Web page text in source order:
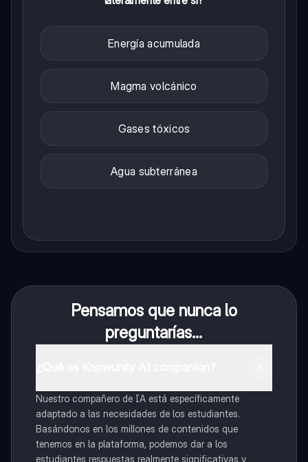
Energía acumulada
Magma volcánico
Gases tóxicos
Agua subterránea
Pensamos que nunca lo
preguntarías...
Nuestro compañero de IA está específicamente
adaptado a las necesidades de los estudiantes.
Basándonos en los millones de contenidos que
tenemos en la plataforma, podemos dar a los
estudiantes respuestas realmente significativas y